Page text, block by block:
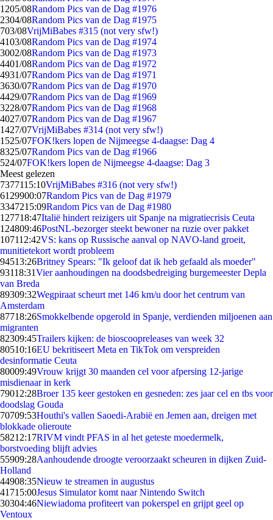
1205/08Random Pics van de Dag #1976
2304/08Random Pics van de Dag #1975
703/08VrijMiBabes #315 (not very sfw!)
4103/08Random Pics van de Dag #1974
3002/08Random Pics van de Dag #1973
4401/08Random Pics van de Dag #1972
4931/07Random Pics van de Dag #1971
3630/07Random Pics van de Dag #1970
4429/07Random Pics van de Dag #1969
3228/07Random Pics van de Dag #1968
4027/07Random Pics van de Dag #1967
1427/07VrijMiBabes #314 (not very sfw!)
1525/07FOK!kers lopen de Nijmeegse 4-daagse: Dag 4
8325/07Random Pics van de Dag #1966
524/07FOK!kers lopen de Nijmeegse 4-daagse: Dag 3
Meest gelezen
7377115:10VrijMiBabes #316 (not very sfw!)
6129900:07Random Pics van de Dag #1979
3347215:09Random Pics van de Dag #1980
127718:47Italië hindert reizigers uit Spanje na migratiecrisis Ceuta
124809:46PostNL-bezorger steekt bewoner na ruzie over pakket
107112:42VS: kans op Russische aanval op NAVO-land groeit,
munitietekort wordt probleem
94513:26Britney Spears: "Ik geloof dat ik heb gefaald als moeder"
93118:31Vier aanhoudingen na doodsbedreiging burgemeester Depla
van Breda
89309:32Wegpiraat scheurt met 146 km/u door het centrum van
Amsterdam
87718:26Smokkelbende opgerold in Spanje, verdienden miljoenen aan
migranten
82309:45Trailers kijken: de bioscoopreleases van week 32
80510:16EU bekritiseert Meta en TikTok om verspreiden
desinformatie Ceuta
80009:49Vrouw krijgt 30 maanden cel voor afpersing 12-jarige
misdienaar in kerk
79012:28Broer 135 keer gestoken en gesneden: zes jaar cel en tbs voor
doodslag Gouda
70709:53Houthi's vallen Saoedi-Arabië en Jemen aan, dreigen met
blokkade olieroute
58212:17RIVM vindt PFAS in al het geteste moedermelk,
borstvoeding blijft advies
55909:28Aanhoudende droogte veroorzaakt scheuren in dijken Zuid-
Holland
44908:35Nieuw te streamen in augustus
41715:00Jesus Simulator komt naar Nintendo Switch
30304:46Niewiadoma profiteert van pokerspel en grijpt geel op
Ventoux